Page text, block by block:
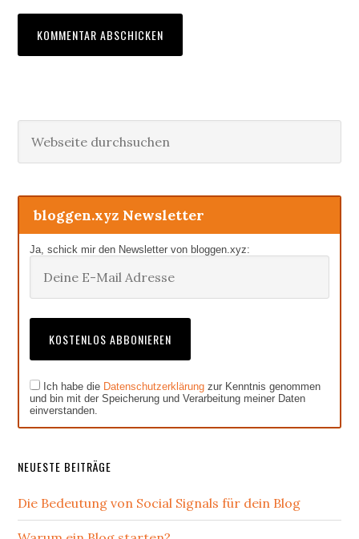
Haupt-
Sidebar
durchsuchen
bloggen.xyz Newsletter
Ja, schick mir den Newsletter von bloggen.xyz:
Ich habe die Datenschutzerklärung zur Kenntnis genommen
und bin mit der Speicherung und Verarbeitung meiner Daten
einverstanden.
NEUESTE BEITRÄGE
Die Bedeutung von Social Signals für dein Blog